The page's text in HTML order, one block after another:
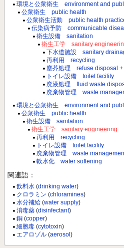
環境と公衆衛生 environment and
公衆衛生 public health
公衆衛生活動 public health
伝染病予防 communicable
衛生設備 sanitation
衛生工学 sanitary
下水道施設 sanitary
再利用 recycling
塵芥処理 refuse disposal +
トイレ設備 toilet facility
廃液処理 fluid waste
廃棄物管理 waste
環境と公衆衛生 environment and
公衆衛生 public health
衛生設備 sanitation
衛生工学 sanitary engineering
再利用 recycling
トイレ設備 toilet facility
廃棄物管理 waste
軟水化 water softening
関連語：
飲料水 (drinking water)
クロラミン (chloramines)
水分補給 (water supply)
消毒薬 (disinfectant)
銅 (copper)
細胞毒 (cytotoxin)
エアロゾル (aerosol )